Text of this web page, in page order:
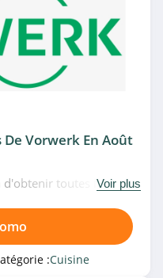
associé
Cuisineaddict
4.1
4.1
associées
De Vorwerk En Août
d'obtenir toutes lesVoir plus
:Cuisine